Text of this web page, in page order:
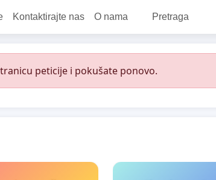
Kontaktirajte nas O nama Pretraga
peticije i pokušate ponovo.